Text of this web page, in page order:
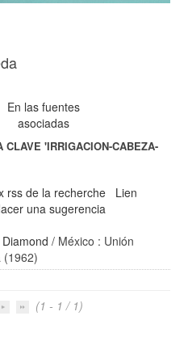
En las fuentes
asociadas
CLAVE'IRRIGACION-CABEZA-
rss de la recherche
Lien
una sugerencia
/ México : Unión
(1962)
(1 - 1 / 1)